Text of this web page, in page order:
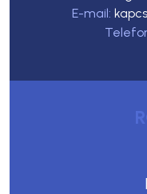
E-mail: